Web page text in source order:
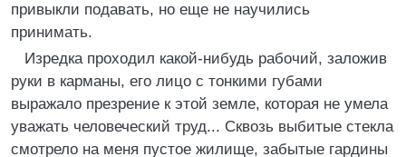
привыкли подавать, но еще не научились
принимать.
Изредка проходил какой-нибудь рабочий, заложив
руки в карманы, его лицо с тонкими губами
выражало презрение к этой земле, которая не умела
уважать человеческий труд... Сквозь выбитые стекла
смотрело на меня пустое жилище, забытые гардины